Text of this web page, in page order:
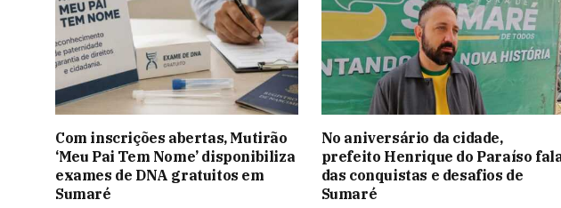
Com inscrições abertas, Mutirão
‘Meu Pai Tem Nome’ disponibiliza
exames de DNA gratuitos em
Sumaré
No aniversário da cidade,
prefeito Henrique do Paraíso
das conquistas e desafios de
Sumaré